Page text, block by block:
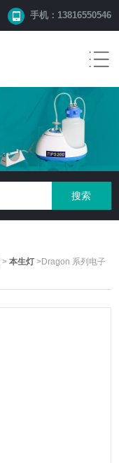
手机：13816550546
>本生灯 >Dragon 系列电子